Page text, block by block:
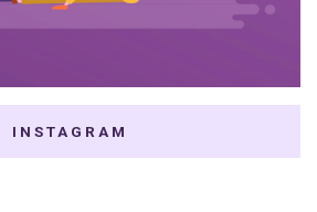
INSTAGRAM